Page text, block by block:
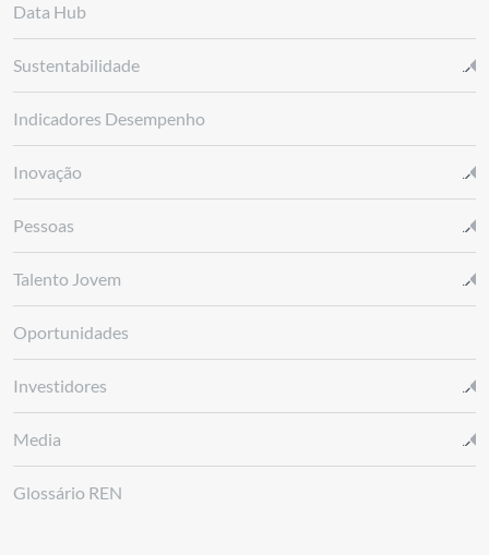
Data Hub
Sustentabilidade
Indicadores Desempenho
Inovação
Pessoas
Talento Jovem
Oportunidades
Investidores
Media
Glossário REN